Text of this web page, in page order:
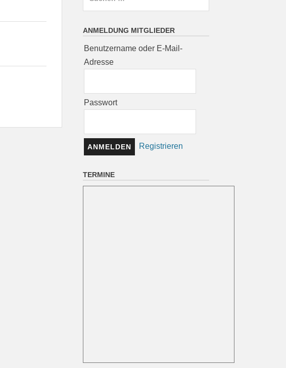
ANMELDUNG MITGLIEDER
Benutzername oder E-Mail-
Adresse
Passwort
Registrieren
TERMINE